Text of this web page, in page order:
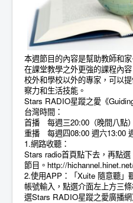
本週節目的內容是幫助教師和
在課堂教學之外更強的課程內
校外和學校以外的專家，可以
察力和生活技能。
Stars RADIO星蹤之愛《
台灣時間：
首播 每週三20:00（晚間八點）
重播 每週四08:00 週六13:00
1.網路收聽：
Stars radio首頁點下去，再點
節目。 http://
2.使用APP：「Xuite 隨意聽」
帳號輸入，點選介面左上方三
選Stars RADIO星蹤之愛廣播網